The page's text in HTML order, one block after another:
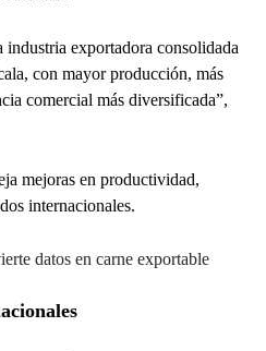
industria exportadora consolidada
con mayor producción, más
comercial más diversificada”,
mejoras en productividad,
internacionales.
datos en carne exportable